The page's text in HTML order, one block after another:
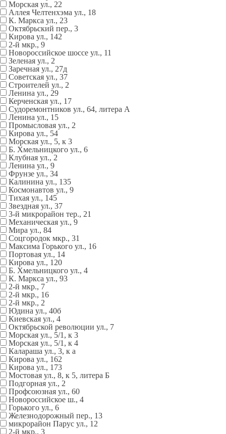
Морская ул., 22
Аллея Челтенхэма ул., 18
К. Маркса ул., 23
Октябрьский пер., 3
Кирова ул., 142
2-й мкр., 9
Новороссийское шоссе ул., 11
Зеленая ул., 2
Заречная ул., 27д
Советская ул., 37
Строителей ул., 2
Ленина ул., 29
Керченская ул., 17
Судоремонтников ул., 64, литера А
Ленина ул., 15
Промысловая ул., 2
Кирова ул., 54
Морская ул., 5, к 3
Б. Хмельницкого ул., 6
Клубная ул., 2
Ленина ул., 9
Фрунзе ул., 34
Калинина ул., 135
Космонавтов ул., 9
Тихая ул., 145
Звездная ул., 37
3-й микрорайон тер., 21
Механическая ул., 9
Мира ул., 84
Соцгородок мкр., 31
Максима Горького ул., 16
Портовая ул., 14
Кирова ул., 120
Б. Хмельницкого ул., 4
К. Маркса ул., 93
2-й мкр., 7
2-й мкр., 16
2-й мкр., 2
Юдина ул., 40б
Киевская ул., 4
Октябрьской революции ул., 7
Морская ул., 5/1, к 3
Морская ул., 5/1, к 4
Калараша ул., 3, к а
Кирова ул., 162
Кирова ул., 173
Мостовая ул., 8, к 5, литера Б
Подгорная ул., 2
Профсоюзная ул., 60
Новороссийское ш., 4
Горького ул., 6
Железнодорожный пер., 13
микрорайон Парус ул., 12
2-й мкр., 3